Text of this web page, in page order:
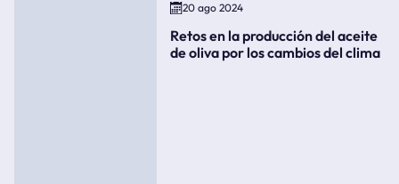
20 ago 2024
Retos en la producción del aceite
de oliva por los cambios del clima